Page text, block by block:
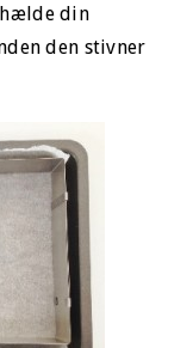
din
den stivner